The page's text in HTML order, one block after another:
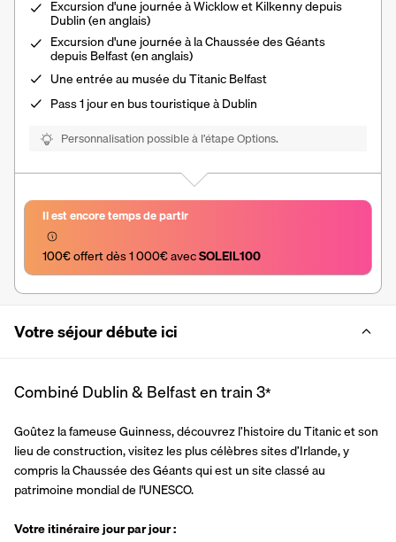
Excursion d'une journée à Wicklow et Kilkenny depuis
Dublin (en anglais)
Excursion d'une journée à la Chaussée des Géants
depuis Belfast (en anglais)
Une entrée au musée du Titanic Belfast
Pass 1 jour en bus touristique à Dublin
Personnalisation possible à l’étape Options.
Il est encore temps de partir
100€ offert dès 1 000€ avec SOLEIL100
Votre séjour débute ici
Combiné Dublin & Belfast en train3*
Goûtez la fameuse Guinness, découvrez l’histoire du Titanic et son
lieu de construction, visitez les plus célèbres sites d’Irlande, y
compris la Chaussée des Géants qui est un site classé au
patrimoine mondial de l'UNESCO.
Votre itinéraire jour par jour :